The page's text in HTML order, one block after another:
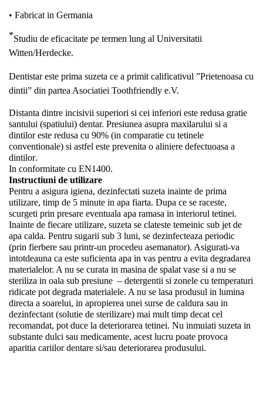
• Fabricat in Germania
*Studiu de eficacitate pe termen lung al Universitatii
Witten/Herdecke.
Dentistar este prima suzeta ce a primit calificativul ”Prietenoasa cu
dintii” din partea Asociatiei Toothfriendly e.V.
Distanta dintre incisivii superiori si cei inferiori este redusa gratie
santului (spatiului) dentar. Presiunea asupra maxilarului si a
dintilor este redusa cu 90% (in comparatie cu tetinele
conventionale) si astfel este prevenita o aliniere defectuoasa a
dintilor.
In conformitate cu EN1400.
Instructiuni de utilizare
Pentru a asigura igiena, dezinfectati suzeta inainte de prima
utilizare, timp de 5 minute in apa fiarta. Dupa ce se raceste,
scurgeti prin presare eventuala apa ramasa in interiorul tetinei.
Inainte de fiecare utilizare, suzeta se clateste temeinic sub jet de
apa calda. Pentru sugarii sub 3 luni, se dezinfecteaza periodic
(prin fierbere sau printr-un procedeu asemanator). Asigurati-va
intotdeauna ca este suficienta apa in vas pentru a evita degradarea
materialelor. A nu se curata in masina de spalat vase si a nu se
steriliza in oala sub presiune – detergentii si zonele cu temperaturi
ridicate pot degrada materialele. A nu se lasa produsul in lumina
directa a soarelui, in apropierea unei surse de caldura sau in
dezinfectant (solutie de sterilizare) mai mult timp decat cel
recomandat, pot duce la deteriorarea tetinei. Nu inmuiati suzeta in
substante dulci sau medicamente, acest lucru poate provoca
aparitia cariilor dentare si/sau deteriorarea produsului.